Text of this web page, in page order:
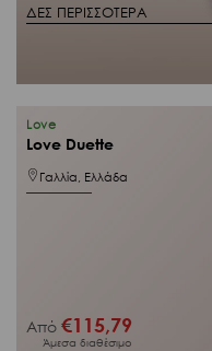
ΔΕΣ ΠΕΡΙΣΣΟΤΕΡΑ
Love
Love Duette
Γαλλία, Ελλάδα
Από€115,79
Άμεσα διαθέσιμο